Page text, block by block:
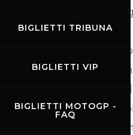
BIGLIETTI TRIBUNA
BIGLIETTI VIP
BIGLIETTI MOTOGP -
FAQ
Internazionale del
l’impianto della
mondo ad ottenere il
riconoscimento di
Excellence”, il più
della sostenibilità
FIA (Federazione